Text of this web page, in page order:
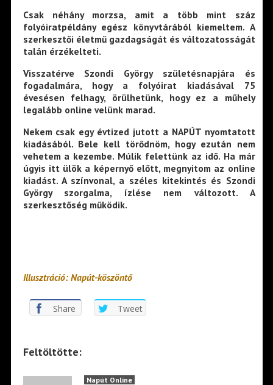
Csak néhány morzsa, amit a több mint száz
folyóiratpéldány egész könyvtárából kiemeltem. A
szerkesztői életmű gazdagságát és változatosságát
talán érzékelteti.
Visszatérve Szondi György születésnapjára és
fogadalmára, hogy a folyóirat kiadásával 75
évesésen felhagy, örülhetünk, hogy ez a műhely
legalább online velünk marad.
Nekem csak egy évtized jutott a NAPÚT nyomtatott
kiadásából. Bele kell törődnöm, hogy ezután nem
vehetem a kezembe. Múlik felettünk az idő. Ha már
úgyis itt ülök a képernyő előtt, megnyitom az online
kiadást. A színvonal, a széles kitekintés és Szondi
György szorgalma, ízlése nem változott. A
szerkesztőség működik.
Illusztráció: Napút-köszöntő
Share Tweet
Feltöltötte:
Napút Online